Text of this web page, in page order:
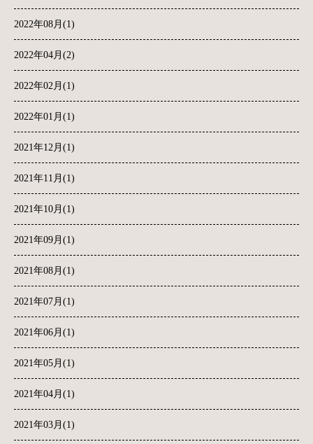
2022年08月(1)
2022年04月(2)
2022年02月(1)
2022年01月(1)
2021年12月(1)
2021年11月(1)
2021年10月(1)
2021年09月(1)
2021年08月(1)
2021年07月(1)
2021年06月(1)
2021年05月(1)
2021年04月(1)
2021年03月(1)